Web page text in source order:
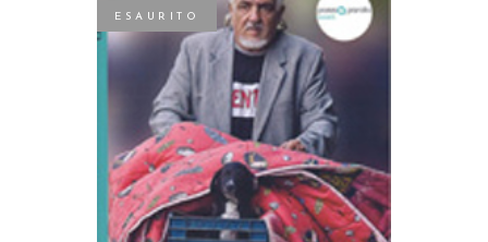
ESAURITO
LEGGI TUTTO